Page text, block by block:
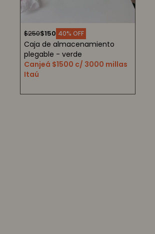
$150
$250 40
Caja de almacenamiento
plegable - verde
Canjeá $1500 c/ 3000 millas
Itaú